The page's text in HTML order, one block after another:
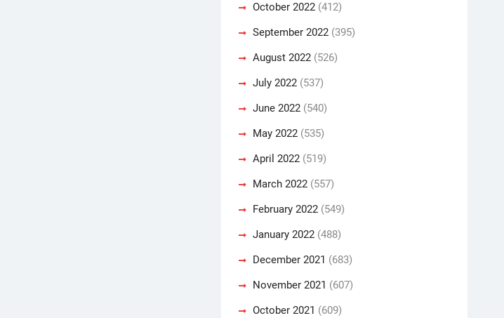
October 2022 (412)
September 2022 (395)
August 2022 (526)
July 2022 (537)
June 2022 (540)
May 2022 (535)
April 2022 (519)
March 2022 (557)
February 2022 (549)
January 2022 (488)
December 2021 (683)
November 2021 (607)
October 2021 (609)